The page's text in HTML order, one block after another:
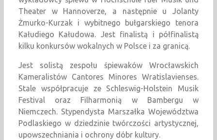
Theater w Hannoverze, a następnie u Jolanty
Żmurko-Kurzak i wybitnego bułgarskiego tenora
Kałudiego Kałudowa. Jest finalistą i półfinalistą
kilku konkursów wokalnych w Polsce i za granicą.
Jest solistą zespołu śpiewaków Wrocławskich
Kameralistów Cantores Minores Wratislavienses.
Stale współpracuje ze Schleswig-Holstein Musik
Festival oraz Filharmonią w Bambergu w
Niemczech. Stypendysta Marszałka Województwa
Podlaskiego w dziedzinie twórczości artystycznej,
upowszechniania i ochrony dóbr kultury.